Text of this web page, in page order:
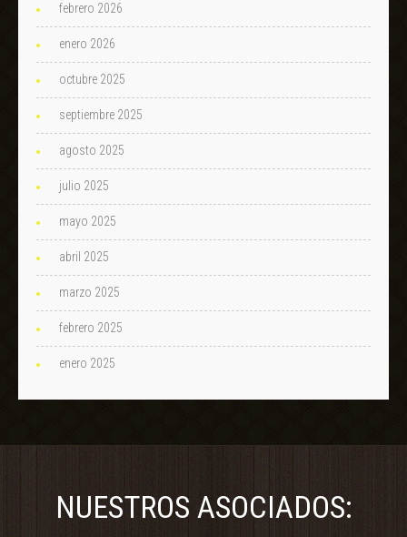
febrero 2026
enero 2026
octubre 2025
septiembre 2025
agosto 2025
julio 2025
mayo 2025
abril 2025
marzo 2025
febrero 2025
enero 2025
NUESTROS ASOCIADOS: